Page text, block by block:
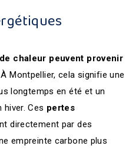
chaleur peuvent provenir
Montpellier, cela signifie une
longtemps en été et un
Ces pertes
directement par des
empreinte carbone plus